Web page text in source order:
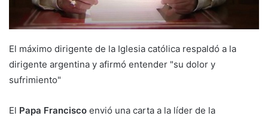
El máximo dirigente de la Iglesia católica respaldó a la
dirigente argentina y afirmó entender "su dolor y
sufrimiento"
El Papa Francisco envió una carta a la líder de la